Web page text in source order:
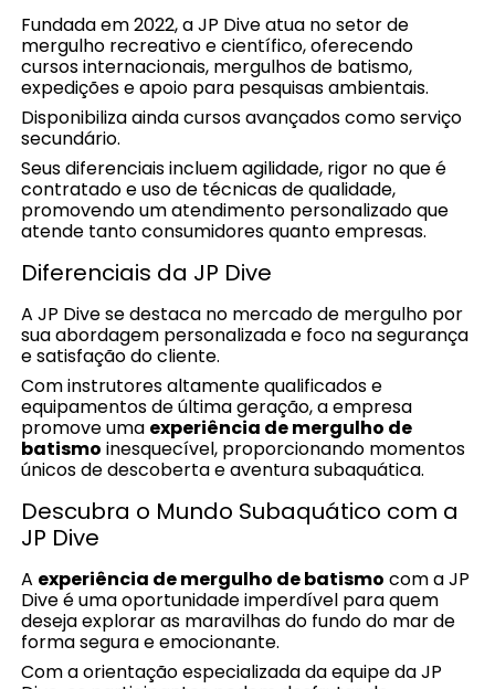
Fundada em 2022, a JP Dive atua no setor de
mergulho recreativo e científico, oferecendo
cursos internacionais, mergulhos de batismo,
expedições e apoio para pesquisas ambientais.
Disponibiliza ainda cursos avançados como serviço
secundário.
Seus diferenciais incluem agilidade, rigor no que é
contratado e uso de técnicas de qualidade,
promovendo um atendimento personalizado que
atende tanto consumidores quanto empresas.
Diferenciais da JP Dive
A JP Dive se destaca no mercado de mergulho por
sua abordagem personalizada e foco na segurança
e satisfação do cliente.
Com instrutores altamente qualificados e
equipamentos de última geração, a empresa
promove uma experiência de mergulho de
batismo inesquecível, proporcionando momentos
únicos de descoberta e aventura subaquática.
Descubra o Mundo Subaquático com a
JP Dive
A experiência de mergulho de batismo com a JP
Dive é uma oportunidade imperdível para quem
deseja explorar as maravilhas do fundo do mar de
forma segura e emocionante.
Com a orientação especializada da equipe da JP